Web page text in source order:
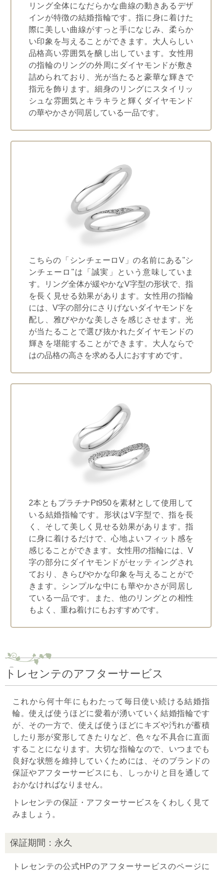
リング全体になだらかな曲線の動きあるデザ
インが特徴の結婚指輪です。指に身に着けた
際に美しい曲線がすっと手になじみ、柔らか
い印象を与えることができます。大人らしい
品格高い雰囲気を醸し出しています。女性用
の指輪のリングの外周にダイヤモンドが敷き
詰められており、光が当たると豪華な輝きで
指元を飾ります。細身のリングにスタイリッ
シュな雰囲気とキラキラと輝くダイヤモンド
の華やかさが同居している一品です。
こちらの「シンチェーロV」の名前にある"シ
ンチェーロ"は「誠実」という意味していま
す。リング全体が緩やかなV字型の形状で、指
を長く見せる効果があります。女性用の指輪
には、V字の部分にさりげないダイヤモンドを
配し、雅びやかな美しさを感じさせます。光
が当たることで選び抜かれたダイヤモンドの
輝きを堪能することができます。大人ならで
はの品格の高さを求める人におすすめです。
2本ともプラチナPt950を素材として使用して
いる結婚指輪です。形状はV字型で、指を長
く、そして美しく見せる効果があります。指
に身に着けるだけで、心地よいフィット感を
感じることができます。女性用の指輪には、V
字の部分にダイヤモンドがセッティングされ
ており、きらびやかな印象を与えることがで
きます。シンプルな中にも華やかさが同居し
ている一品です。また、他のリングとの相性
もよく、重ね着けにもおすすめです。
トレセンテのアフターサービス
これから何十年にもわたって毎日使い続ける結婚指
輪。使えば使うほどに愛着が湧いていく結婚指輪です
が、その一方で、使えば使うほどにキズや汚れが蓄積
したり形が変形してきたりなど、色々な不具合に直面
することになります。大切な指輪なので、いつまでも
良好な状態を維持していくためには、そのブランドの
保証やアフターサービスにも、しっかりと目を通して
おかなければなりません。
トレセンテの保証・アフターサービスをくわしく見て
みましょう。
保証期間：永久
トレセンテの公式HPのアフターサービスのページに